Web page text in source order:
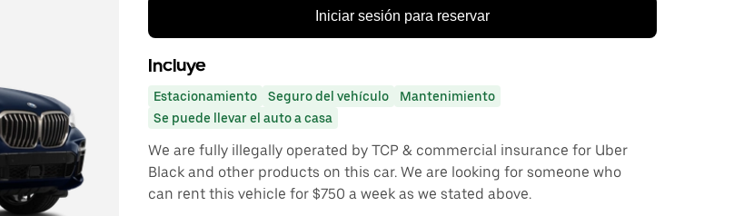
Iniciar sesión para reservar
Incluye
Estacionamiento Seguro del vehículo
Mantenimiento
Se puede llevar el auto a casa
We are fully illegally operated by TCP & commercial insurance for Uber
Black and other products on this car. We are looking for someone who
can rent this vehicle for $750 a week as we stated above.